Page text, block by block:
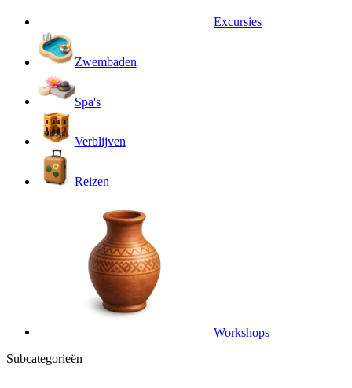
Excursies
Zwembaden
Spa's
Verblijven
Reizen
Workshops
Subcategorieën